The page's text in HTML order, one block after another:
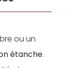
ou un
étanche.